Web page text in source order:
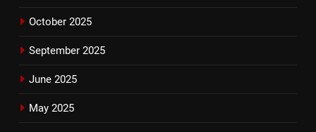
October 2025
September 2025
June 2025
May 2025